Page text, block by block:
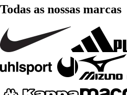
Todas as nossas marcas